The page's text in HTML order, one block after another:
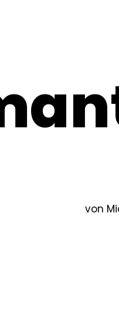
von